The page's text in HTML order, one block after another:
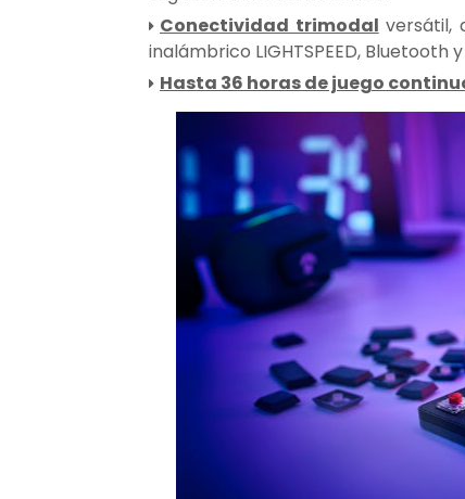
Conectividad trimodal versátil,
inalámbrico LIGHTSPEED, Bluetooth
Hasta 36 horas de juego